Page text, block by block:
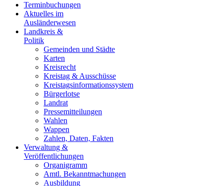
Terminbuchungen
Aktuelles im
Ausländerwesen
Landkreis &
Politik
Gemeinden und Städte
Karten
Kreisrecht
Kreistag & Ausschüsse
Kreistagsinformationssystem
Bürgerlotse
Landrat
Pressemitteilungen
Wahlen
Wappen
Zahlen, Daten, Fakten
Verwaltung &
Veröffentlichungen
Organigramm
Amtl. Bekanntmachungen
Ausbildung